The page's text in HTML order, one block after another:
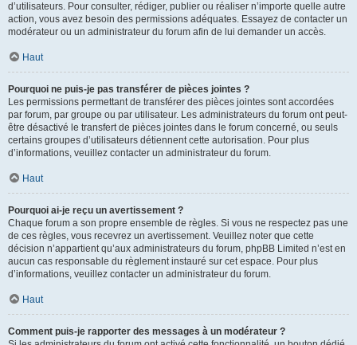
d’utilisateurs. Pour consulter, rédiger, publier ou réaliser n’importe quelle autre
action, vous avez besoin des permissions adéquates. Essayez de contacter un
modérateur ou un administrateur du forum afin de lui demander un accès.
Haut
Pourquoi ne puis-je pas transférer de pièces jointes ?
Les permissions permettant de transférer des pièces jointes sont accordées
par forum, par groupe ou par utilisateur. Les administrateurs du forum ont peut-
être désactivé le transfert de pièces jointes dans le forum concerné, ou seuls
certains groupes d’utilisateurs détiennent cette autorisation. Pour plus
d’informations, veuillez contacter un administrateur du forum.
Haut
Pourquoi ai-je reçu un avertissement ?
Chaque forum a son propre ensemble de règles. Si vous ne respectez pas une
de ces règles, vous recevrez un avertissement. Veuillez noter que cette
décision n’appartient qu’aux administrateurs du forum, phpBB Limited n’est en
aucun cas responsable du règlement instauré sur cet espace. Pour plus
d’informations, veuillez contacter un administrateur du forum.
Haut
Comment puis-je rapporter des messages à un modérateur ?